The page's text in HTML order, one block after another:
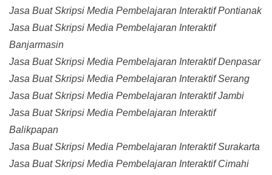
Jasa Buat Skripsi Media Pembelajaran Interaktif Pontianak
Jasa Buat Skripsi Media Pembelajaran Interaktif
Banjarmasin
Jasa Buat Skripsi Media Pembelajaran Interaktif Denpasar
Jasa Buat Skripsi Media Pembelajaran Interaktif Serang
Jasa Buat Skripsi Media Pembelajaran Interaktif Jambi
Jasa Buat Skripsi Media Pembelajaran Interaktif
Balikpapan
Jasa Buat Skripsi Media Pembelajaran Interaktif Surakarta
Jasa Buat Skripsi Media Pembelajaran Interaktif Cimahi